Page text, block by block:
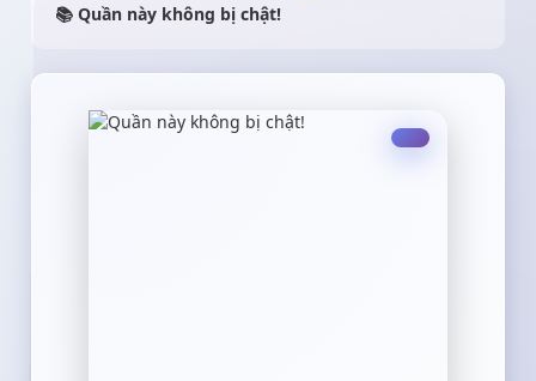
📚 Quần này không bị chật!